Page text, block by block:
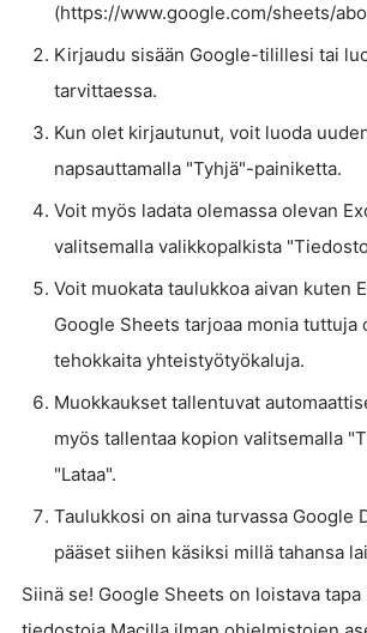
(https://www.google.com/sheets/
Kirjaudu sisään Google-tilillesi tai
tarvittaessa.
Kun olet kirjautunut, voit luoda
napsauttamalla "Tyhjä"-painiketta.
Voit myös ladata olemassa olevan
valitsemalla valikkopalkista
Voit muokata taulukkoa aivan kuten
Google Sheets tarjoaa monia tuttuja
tehokkaita yhteistyötyökaluja.
Muokkaukset tallentuvat
myös tallentaa kopion valitsemalla
"Lataa".
Taulukkosi on aina turvassa Google
pääset siihen käsiksi millä tahansa
Siinä se! Google Sheets on loistava